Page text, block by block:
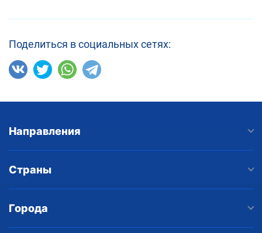
Поделиться в социальных сетях:
Направления
Страны
Города